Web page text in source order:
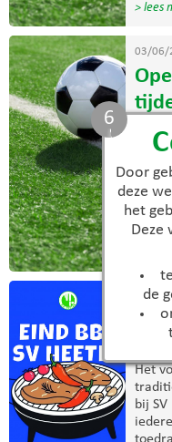
Door
deze
het
Deze
de
6
> lees
03/06/
De
> lees
03/
Het
bij